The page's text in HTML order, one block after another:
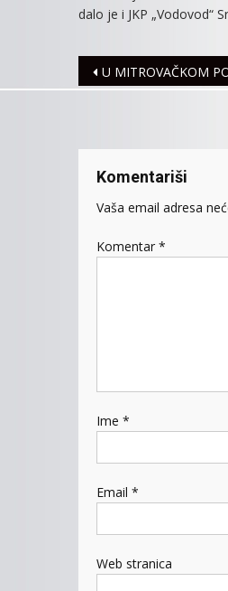
dalo je i JKP „Vodovod“
Navigacija
U MITROVAČKOM PORODILIŠTU PRETHODNE NEDELJE ROĐENE 32
Komentariši
Vaša email adresa
Komentar *
Ime *
Email *
Web stranica